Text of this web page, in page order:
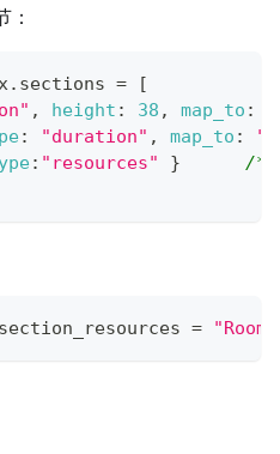
. sections =
[
, height : 38 , map_to :
: "duration" , map_to :
: "resources" }
/
section_resources =